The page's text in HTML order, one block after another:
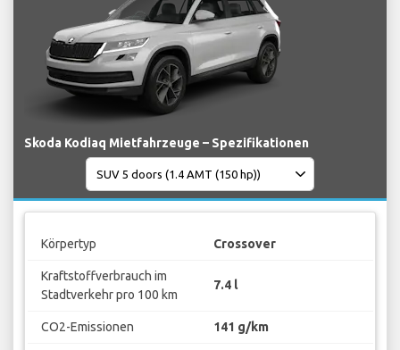
Skoda Kodiaq Mietfahrzeuge – Spezifikationen
Körpertyp Crossover
Kraftstoffverbrauch im
Stadtverkehr pro 100 km
7.4 l
CO2-Emissionen 141 g/km